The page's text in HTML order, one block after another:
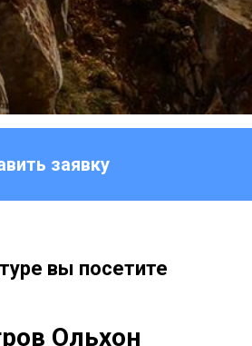
заявку
вы посетите
Ольхон